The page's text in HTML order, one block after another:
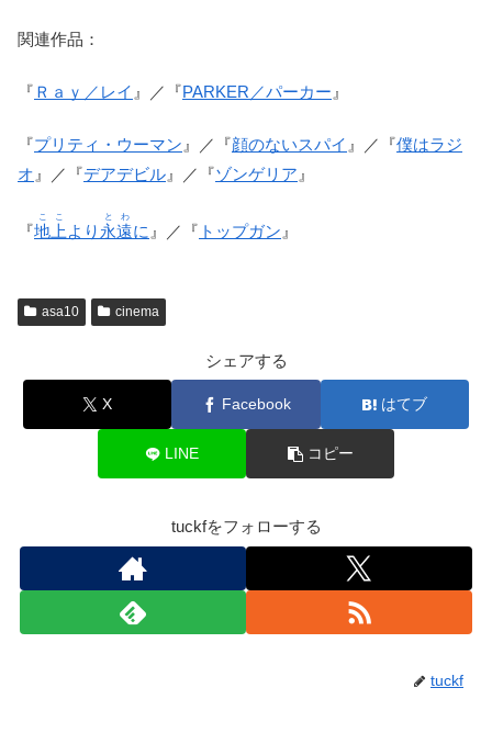
関連作品：
『 Ｒａｙ／レイ 』／『PARKER／パーカー 』
『プリティ・ウーマン 』／『顔のないスパイ 』／『僕はラジ
オ 』／『デアデビル 』／『ゾンゲリア 』
『地上
ここ
より 永遠
とわ
に 』／『 トップガン 』
asa10 cinema
シェアする
X Facebook はてブ
LINE コピー
tuckfをフォローする
tuckf